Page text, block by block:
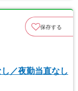
保存する
／夜勤当直なし